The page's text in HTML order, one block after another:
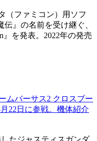
（ファミコン）用ソフ
伝』の名前を受け継ぐ、
』を発表。2022年の発売
ムバーサス2 クロスブー
22日に参戦。機体紹介